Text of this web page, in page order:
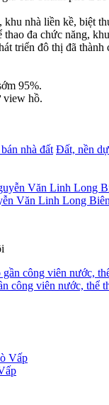
khu nhà liền kề, biệt
đa chức năng,
triển đô thị đã
95%.
view hồ.
nhà đất Đất, nền
Văn Linh Long Biên
công viên nước, thể